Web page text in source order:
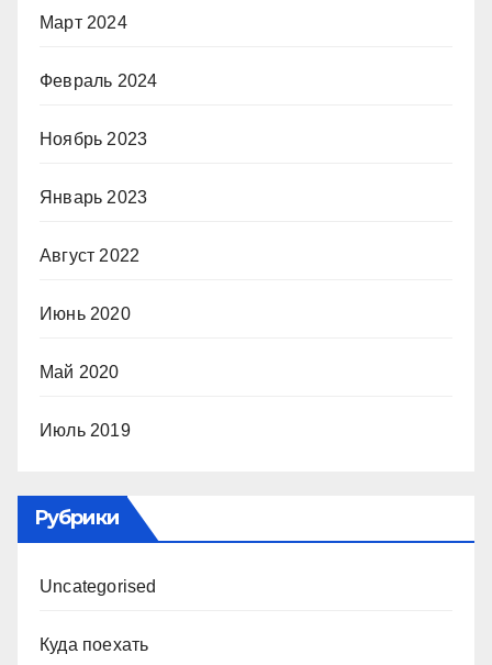
Март 2024
Февраль 2024
Ноябрь 2023
Январь 2023
Август 2022
Июнь 2020
Май 2020
Июль 2019
Рубрики
Uncategorised
Куда поехать